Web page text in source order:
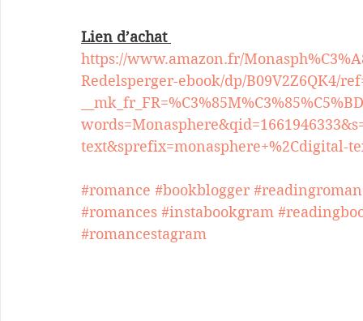
Lien d’achat
https://www.amazon.fr/
Redelsperger-ebook/dp/B09V2Z6QK4/
text&sprefix=monasphere+%2Cdigital-
#romance #bookblogger
#romances #instabookgram
#romancestagram